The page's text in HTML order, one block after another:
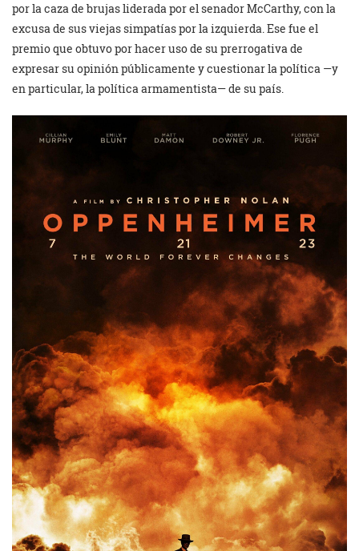
por la caza de brujas liderada por el senador McCarthy, con la
excusa de sus viejas simpatías por la izquierda. Ese fue el
premio que obtuvo por hacer uso de su prerrogativa de
expresar su opinión públicamente y cuestionar la política —y
en particular, la política armamentista— de su país.